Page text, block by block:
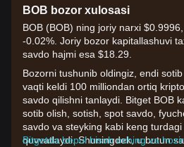
BOB bozor xulosasi
BOB (BOB) ning joriy narxi
-0.02%. Joriy bozor kapitallashuvi
savdo hajmi esa $18.29.
Bozorni tushunib oldingiz, endi
vaqti keldi 100 milliondan ortiq
savdo qilishni tanlaydi. Bitget BOB
sotib olish, sotish, spot savdo,
savdo va steyking kabi keng turdagi
quvvatlaydi. Shuningdek, u butun
Bitgetda bepul hisob oching va